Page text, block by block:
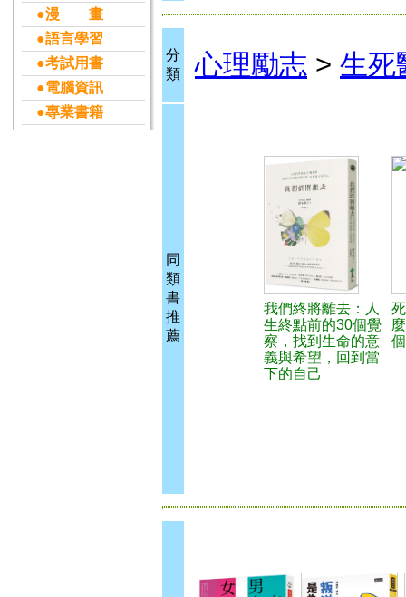
●漫 畫
●語言學習
●考試用書
●電腦資訊
●專業書籍
分
類
心理勵志 > 生死
同
類
書
推
薦
我們終將離去：人
生終點前的30個覺
察，找到生命的意
義與希望，回到當
下的自己